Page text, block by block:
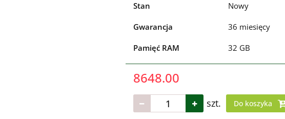
Stan Nowy
Gwarancja 36 miesięcy
Pamięć RAM 32 GB
8648.00
szt. Do koszyka